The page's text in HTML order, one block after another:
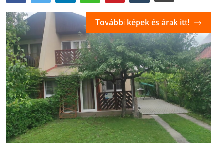
További képek és árak itt!